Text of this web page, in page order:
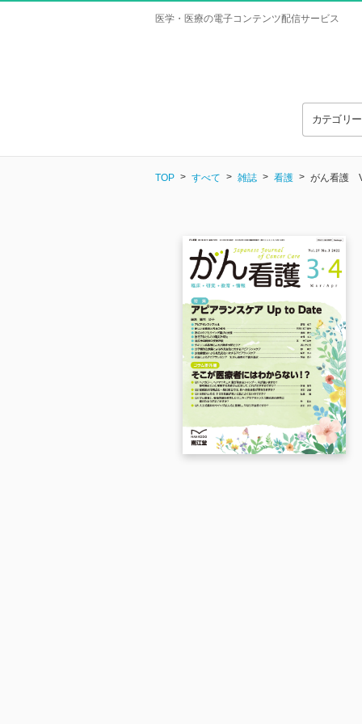
医学・医療の電子コンテンツ配信サービス
カテゴリ
TOP すべて 雑誌 看護 がん看護